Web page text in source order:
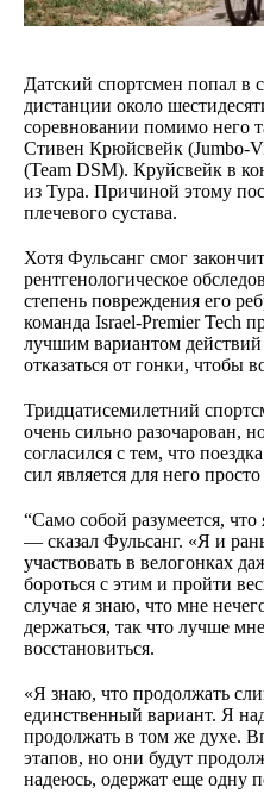
Датский спортсмен попал в
дистанции около
соревновании помимо него
Стивен Крюйсвейк (Jumbo-
(Team DSM). Круйсвейк в
из Тура. Причиной этому
плечевого сустава.
Хотя Фульсанг смог
рентгенологическое
степень повреждения его
команда Israel-Premier Tech
лучшим вариантом
отказаться от гонки, чтобы
Тридцатисемилетний
очень сильно разочарован,
согласился с тем, что
сил является для него
“Само собой разумеется, что
— сказал Фульсанг. «Я и
участвовать в велогонках
бороться с этим и пройти
случае я знаю, что мне
держаться, так что лучше
восстановиться.
«Я знаю, что продолжать
единственный вариант. Я
продолжать в том же духе.
этапов, но они будут
надеюсь, одержат еще одну